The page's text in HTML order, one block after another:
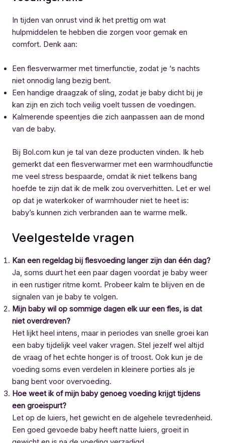
In tijden van onrust vind ik het prettig om wat
hulpmiddelen te hebben die zorgen voor gemak en
comfort. Denk aan:
Een flesverwarmer met timerfunctie, zodat je ‘s nachts
niet onnodig lang bezig bent.
Een handige draagzak of sling, zodat je baby dicht bij je
kan zijn en zich toch veilig voelt tussen de voedingen.
Kalmerende speentjes die zich aanpassen aan de mond
van de baby.
Bij Bol.com kun je tal van deze producten vinden. Ik heb
gemerkt dat een flesverwarmer met een warmhoudfunctie
me veel stress bespaarde, omdat ik niet telkens bang
hoefde te zijn dat ik de melk zou oververhitten. Let er wel
op dat je waterkoker of warmhouder niet te heet is:
baby’s kunnen zich verbranden aan te warme melk.
Veelgestelde vragen
Kan een regeldag bij flesvoeding langer zijn dan één dag?
Ja, soms duurt het een paar dagen voordat je baby weer
in een rustiger ritme komt. Probeer kalm te blijven en de
signalen van je baby te volgen.
Mijn baby wil op sommige dagen elk uur een fles, is dat
niet overdreven?
Het lijkt heel intens, maar in periodes van snelle groei kan
een baby tijdelijk veel vaker vragen. Stel jezelf wel altijd
de vraag of het echte honger is of troost. Ook kun je de
voeding soms even verdelen in kleinere porties als je
bang bent voor overvoeding.
Hoe weet ik of mijn baby genoeg voeding krijgt tijdens
een groeispurt?
Let op de luiers, het gewicht en de algehele tevredenheid.
Een goed gevoede baby heeft natte luiers, groeit in